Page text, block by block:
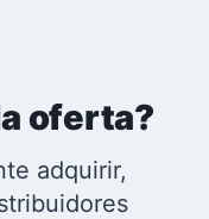
oferta?
adquirir,